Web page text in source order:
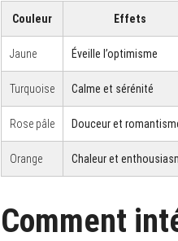
Couleur Effets
Jaune Éveille l’optimisme
Turquoise Calme et sérénité
Rose pâle Douceur et
Orange Chaleur et
Comment